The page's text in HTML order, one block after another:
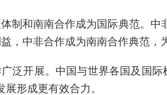
制和南南合作成为国际典范。中
，中非合作成为南南合作典范，
泛开展。中国与世界各国及国际
形成更有效合力。